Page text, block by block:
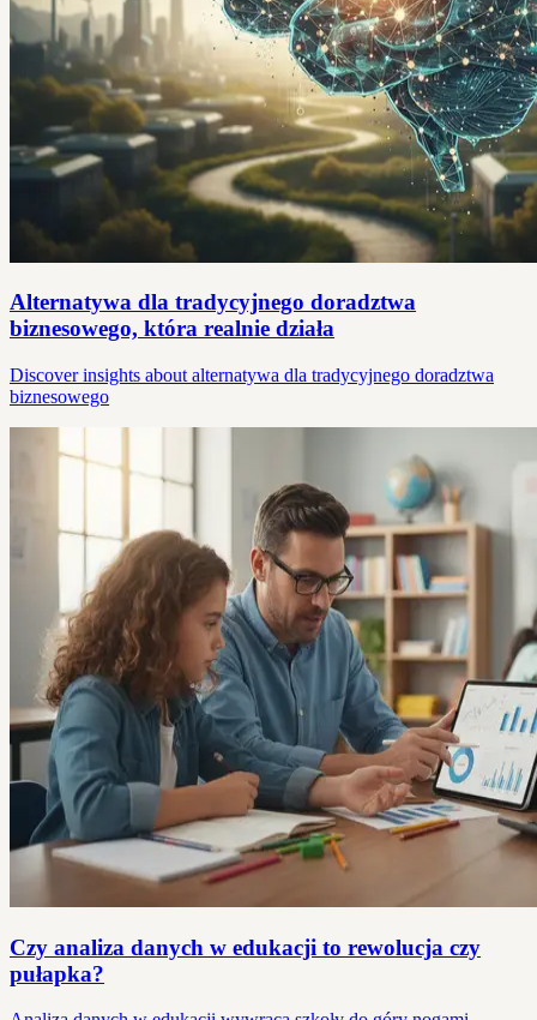
Alternatywa dla tradycyjnego doradztwa
biznesowego, która realnie działa
Discover insights about alternatywa dla tradycyjnego doradztwa
biznesowego
Czy analiza danych w edukacji to rewolucja czy
pułapka?